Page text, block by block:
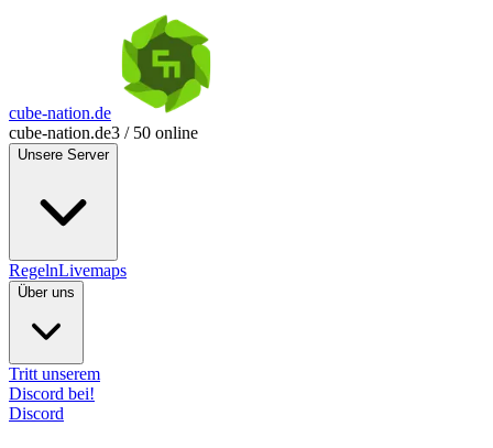
cube-nation.de
cube-nation.de3 / 50 online
Unsere Server
RegelnLivemaps
Über uns
Tritt unserem
Discord bei!
Discord